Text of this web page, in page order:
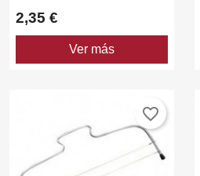
50 Unidades
2,35 €
Ver más
favorite_border